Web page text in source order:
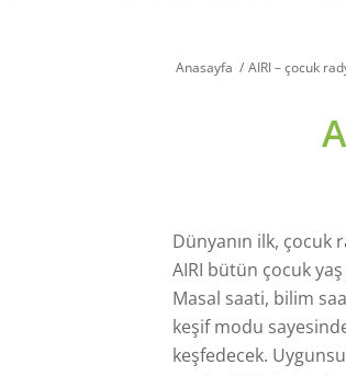
Anasayfa / AIRI – çocuk
Dünyanın ilk, çocuk
AIRI bütün çocuk
Masal saati, bilim
keşif modu
keşfedecek.